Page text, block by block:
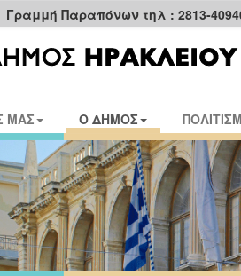
Γραμμή Παραπόνων τηλ : 2813-
ΜΑΣ Ο ΔΗΜΟΣ